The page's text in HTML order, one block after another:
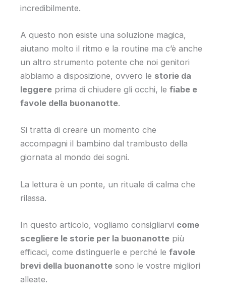
incredibilmente.
A questo non esiste una soluzione magica,
aiutano molto il ritmo e la routine ma c’è anche
un altro strumento potente che noi genitori
abbiamo a disposizione, ovvero le storie da
leggere prima di chiudere gli occhi, le fiabe e
favole della buonanotte.
Si tratta di creare un momento che
accompagni il bambino dal trambusto della
giornata al mondo dei sogni.
La lettura è un ponte, un rituale di calma che
rilassa.
In questo articolo, vogliamo consigliarvi come
scegliere le storie per la buonanotte più
efficaci, come distinguerle e perché le favole
brevi della buonanotte sono le vostre migliori
alleate.